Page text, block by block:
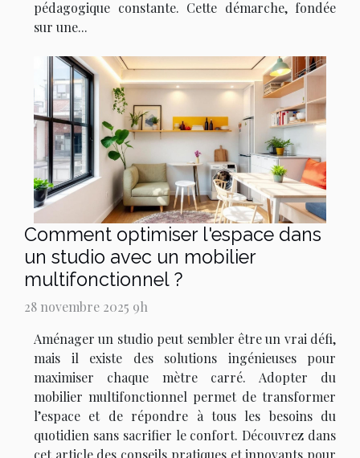
pédagogique constante. Cette démarche, fondée
sur une...
Comment optimiser l'espace dans
un studio avec un mobilier
multifonctionnel ?
28 novembre 2025 9h
Aménager un studio peut sembler être un vrai défi,
mais il existe des solutions ingénieuses pour
maximiser chaque mètre carré. Adopter du
mobilier multifonctionnel permet de transformer
l’espace et de répondre à tous les besoins du
quotidien sans sacrifier le confort. Découvrez dans
cet article des conseils pratiques et innovants pour